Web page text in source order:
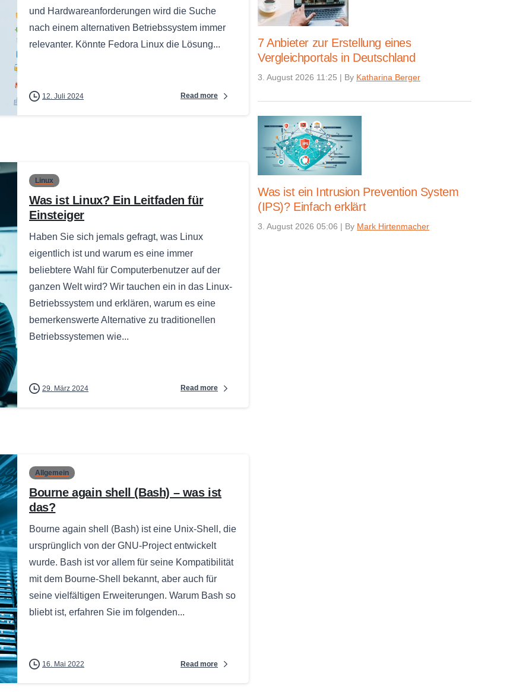
und Hardwareanforderungen wird die Suche
nach einem alternativen Betriebssystem immer
relevanter. Könnte Fedora Linux die Lösung...
12. Juli 2024 Read more
Linux
Was ist Linux? Ein Leitfaden für
Einsteiger
Haben Sie sich jemals gefragt, was Linux
eigentlich ist und warum es eine immer
beliebtere Wahl für Computerbenutzer auf der
ganzen Welt wird? Wir tauchen ein in das Linux-
Betriebssystem und erklären, warum es eine
bemerkenswerte Alternative zu traditionellen
Betriebssystemen wie...
29. März 2024 Read more
Allgemein
Bourne again shell (Bash) – was ist
das?
Bourne again shell (Bash) ist eine Unix-Shell, die
ursprünglich von der GNU-Project entwickelt
wurde. Bash ist vor allem für seine Kompatibilität
mit dem Bourne-Shell bekannt, aber auch für
seine vielfältigen Erweiterungen. Warum Bash so
bliebt ist, erfahren Sie im folgenden...
16. Mai 2022 Read more
7 Anbieter zur Erstellung eines
Vergleichportals in Deutschland
3. August 2026 11:25 | By Katharina Berger
Was ist ein Intrusion Prevention System
(IPS)? Einfach erklärt
3. August 2026 05:06 | By Mark Hirtenmacher